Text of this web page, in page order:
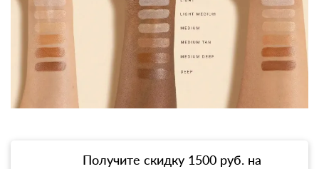
Получите скидку 1500 руб. на